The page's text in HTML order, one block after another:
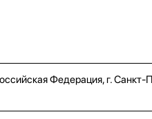
Федерация, г. Санкт-